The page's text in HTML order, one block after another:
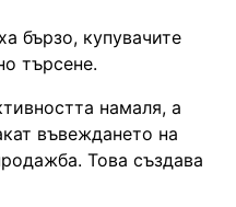
бързо, купувачите
търсене.
намаля, а
въвеждането на
Това създава